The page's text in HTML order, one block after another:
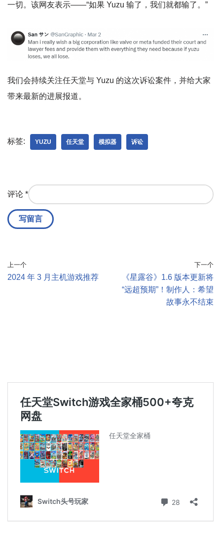
一切。该网友表示——“如果 Yuzu 输了，我们就都输了。”
我们会持续关注任天堂与 Yuzu 的这次诉讼案件，并给大家
带来最新的进展报道。
标签: YUZU 任天堂 模拟器 诉讼
评论 *
上一个
2024 年 3 月主机游戏推荐
下一个
《星露谷》1.6 版本更新将
“远超预期”！制作人：希望
故事永不结束